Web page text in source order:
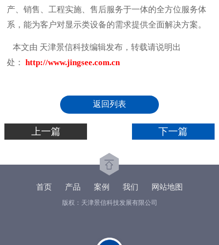
产、销售、工程实施、售后服务于一体的全方位服务体
系，能为客户对显示类设备的需求提供全面解决方案。
本文由 天津景信科技编辑发布，转载请说明出
处： http://www.jingsee.com.cn
返回列表
上一篇 下一篇
首页 产品 案例 我们 网站地图
版权：天津景信科技发展有限公司